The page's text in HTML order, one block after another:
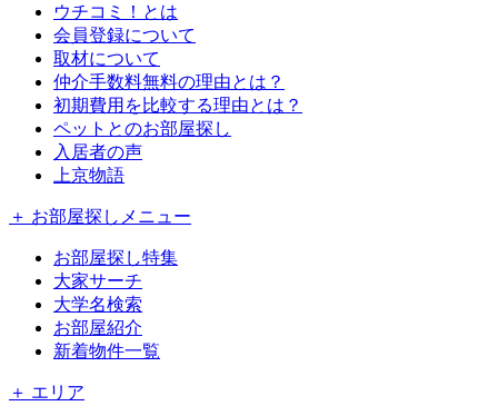
ウチコミ！とは
会員登録について
取材について
仲介手数料無料の理由とは？
初期費用を比較する理由とは？
ペットとのお部屋探し
入居者の声
上京物語
＋ お部屋探しメニュー
お部屋探し特集
大家サーチ
大学名検索
お部屋紹介
新着物件一覧
＋ エリア